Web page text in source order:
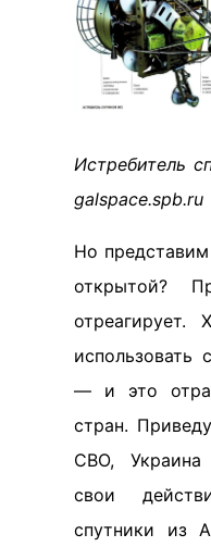
Истребитель
galspace.spb.ru
Но представим
открытой?
использовать
— и это
стран.
СВО,
свои
спутники из